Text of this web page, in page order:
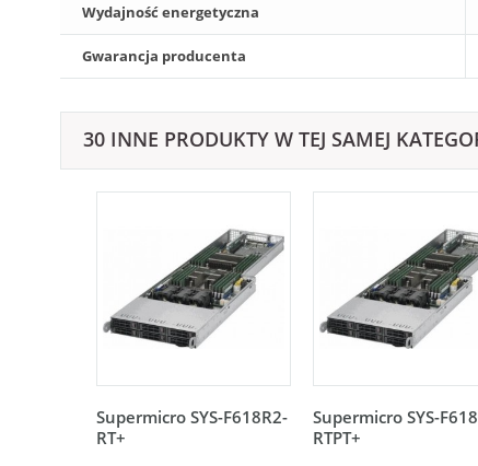
Wydajność energetyczna
Gwarancja producenta
30 INNE PRODUKTY W TEJ SAMEJ
Supermicro SYS-F618R2-
RT+
Supermicro SYS-
RTPT+